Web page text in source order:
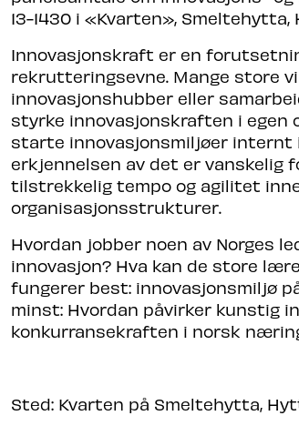
13-1430 i «Kvarten»,
Innovasjonskraft er en
rekrutteringsevne. Mange store
innovasjonshubber eller
styrke innovasjonskraften i egen
starte innovasjonsmiljøer internt
erkjennelsen av det er vanskelig
tilstrekkelig tempo og agilitet
organisasjonsstrukturer.
Hvordan jobber noen av Norges
innovasjon? Hva kan de store
fungerer best: innovasjonsmiljø
minst: Hvordan påvirker kunstig
konkurransekraften i norsk
Sted: Kvarten på Smeltehytta,